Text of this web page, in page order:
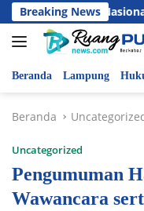
Langsung
ke
konten
Breaking News
Hari Anak
Beranda Lampung
Beranda
Uncategorized
Pengumuman
Wawancara